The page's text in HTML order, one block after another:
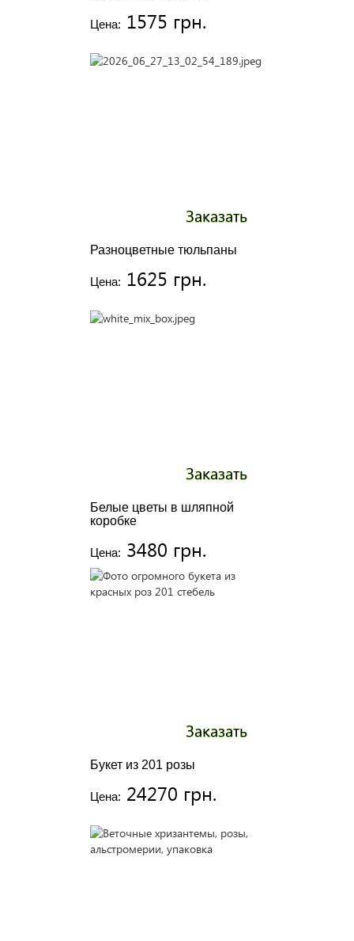
Цена: 1575 грн.
Разноцветные тюльпаны
Цена: 1625 грн.
Заказать
Белые цветы в шляпной
коробке
Цена: 3480 грн.
Заказать
Букет из 201 розы
Цена: 24270 грн.
Заказать